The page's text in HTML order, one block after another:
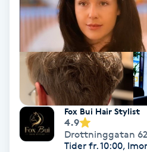
Skalpmassage
Skinbooster
Sklerosering
Skoinlägg
Skägg
Fox Bui Hair Stylist
4.9
Drottninggatan 62
Tider fr. 10:00,